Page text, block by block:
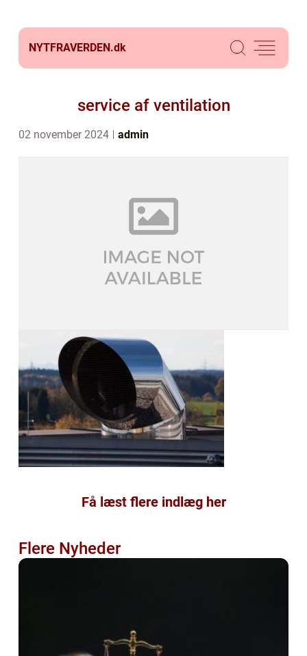
NYTFRAVERDEN.dk
service af ventilation
02 november 2024 admin
Få læst flere indlæg her
Flere Nyheder